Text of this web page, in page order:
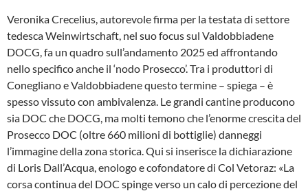
Veronika Crecelius, autorevole firma per la testata di settore
tedesca Weinwirtschaft, nel suo focus sul Valdobbiadene
DOCG, fa un quadro sull’andamento 2025 ed affrontando
nello specifico anche il ‘nodo Prosecco’. Tra i produttori di
Conegliano e Valdobbiadene questo termine – spiega – è
spesso vissuto con ambivalenza. Le grandi cantine producono
sia DOC che DOCG, ma molti temono che l’enorme crescita del
Prosecco DOC (oltre 660 milioni di bottiglie) danneggi
l’immagine della zona storica. Qui si inserisce la dichiarazione
di Loris Dall’Acqua, enologo e cofondatore di Col Vetoraz: «La
corsa continua del DOC spinge verso un calo di percezione del